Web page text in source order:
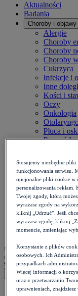
Aktualności
Badania
Choroby i objawy
Alergie
Choroby
Choroby
Choroby
Cukrzyca
Infekcje i
Inne
Kości i
Oczy
Onkologia
Płuca i
Przewód
Skóra i
Układ
Diety
Kalkulatory
Zdrowie
Ból i stan
Życie intymne
szukaj
Strona główna >
Stosujemy niezbędne
funkcjonowania serwisu.
opcjonalne pliki cookie w
personalizowania reklam.
Twojej zgody, którą
wyrażasz zgody na
kliknij „Odrzuć”. Jeśli
wyrażasz zgodę, kliknij
momencie, zmieniając
Korzystanie z plików
osobowych. Ich
przypadkach
Więcej informacji o
oraz o przetwarzaniu
uprawnieniach, znajdziesz